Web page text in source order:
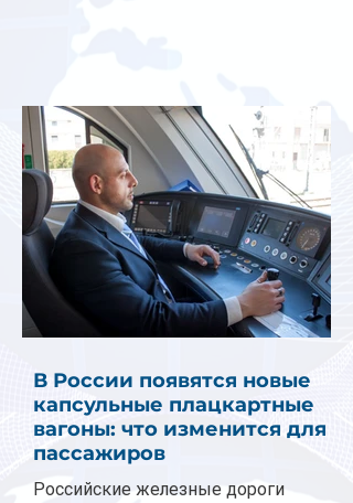
В России появятся новые
капсульные плацкартные
вагоны: что изменится для
пассажиров
Российские железные дороги